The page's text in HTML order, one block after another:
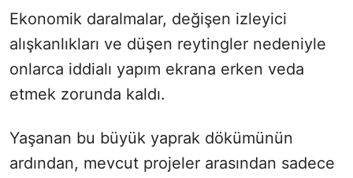
Ekonomik daralmalar, değişen izleyici
alışkanlıkları ve düşen reytingler nedeniyle
onlarca iddialı yapım ekrana erken veda
etmek zorunda kaldı.
Yaşanan bu büyük yaprak dökümünün
ardından, mevcut projeler arasından sadece